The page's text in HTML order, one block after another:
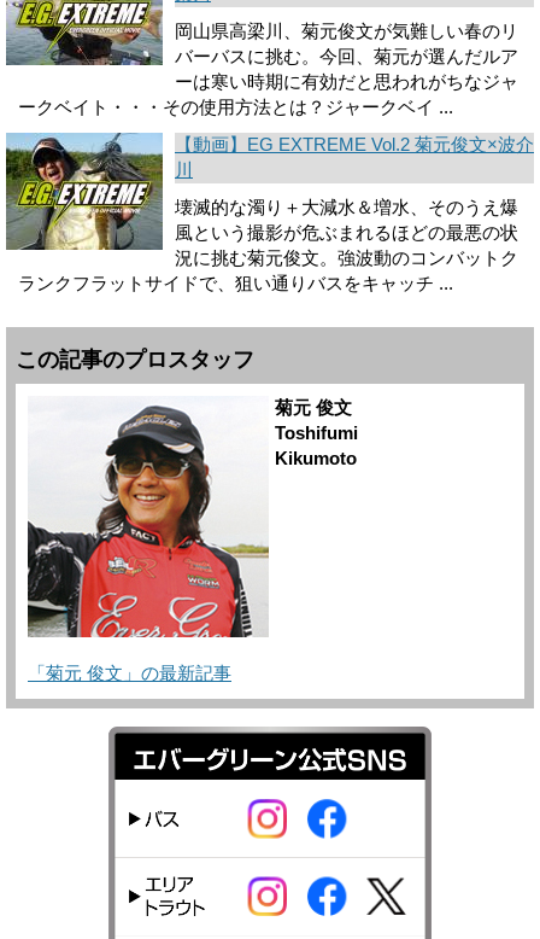
岡山県高梁川、菊元俊文が気難しい春のリ
バーバスに挑む。今回、菊元が選んだルア
ーは寒い時期に有効だと思われがちなジャ
ークベイト・・・その使用方法とは？ジャークベイ ...
【動画】EG EXTREME Vol.2 菊元俊文×波介
川
壊滅的な濁り＋大減水＆増水、そのうえ爆
風という撮影が危ぶまれるほどの最悪の状
況に挑む菊元俊文。強波動のコンバットク
ランクフラットサイドで、狙い通りバスをキャッチ ...
この記事のプロスタッフ
菊元 俊文
Toshifumi
Kikumoto
「菊元 俊文」の最新記事